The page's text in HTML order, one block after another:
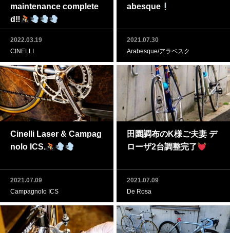
maintenance complete
d‼
2022.03.19
CINELLI
abesque
2021.07.30
Arabesque/アラベスク
Cinelli Laser & Campag
nolo ICS.
2021.07.09
Campagnolo ICS
田園調布のK様ご夫妻 デ
ローザ2台調整完了
2021.07.09
De Rosa